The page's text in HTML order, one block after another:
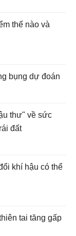
thế nào và
bụng dự đoán
thư" về sức
đất
khí hậu có thể
tai tăng gấp